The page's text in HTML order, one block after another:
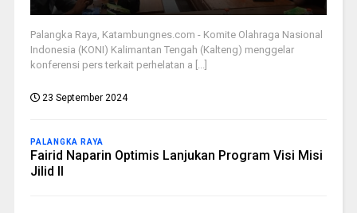
Palangka Raya, Katambungnes.com - Komite Olahraga Nasional
Indonesia (KONI) Kalimantan Tengah (Kalteng) menggelar
konferensi pers terkait perhelatan a [...]
23 September 2024
PALANGKA RAYA
Fairid Naparin Optimis Lanjukan Program Visi Misi
Jilid II